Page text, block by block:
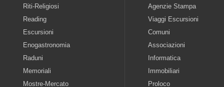
Riti-Religiosi
Reading
Escursioni
Enogastronomia
Raduni
Memoriali
Mostre-Mercato
Agenzie Stampa
Viaggi Escursioni
Comuni
Associazioni
Informatica
Immobiliari
Proloco